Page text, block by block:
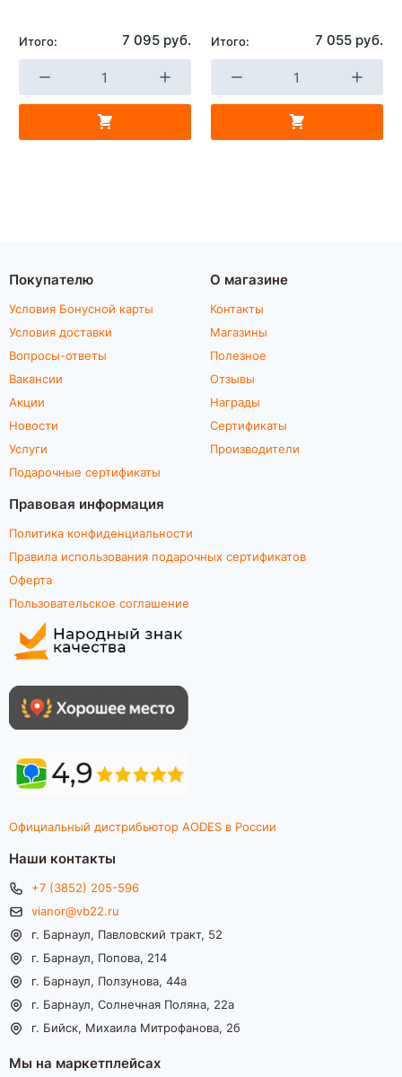
Итого: 7 095 руб. Итого: 7 055 руб.
Покупателю
Условия Бонусной карты
Условия доставки
Вопросы-ответы
Вакансии
Акции
Новости
Услуги
Подарочные сертификаты
О магазине
Контакты
Магазины
Полезное
Отзывы
Награды
Сертификаты
Производители
Правовая информация
Политика конфиденциальности
Правила использования подарочных сертификатов
Оферта
Пользовательское соглашение
Официальный дистрибьютор AODES в России
Наши контакты
+7 (3852) 205-596
vianor@vb22.ru
г. Барнаул, Павловский тракт, 52
г. Барнаул, Попова, 214
г. Барнаул, Ползунова, 44а
г. Барнаул, Солнечная Поляна, 22а
г. Бийск, Михаила Митрофанова, 2б
Мы на маркетплейсах